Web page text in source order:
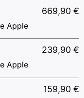
669,90 €
Apple
239,90 €
Apple
159,90 €